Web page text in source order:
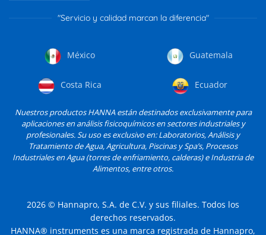
"Servicio y calidad marcan la diferencia"
México Guatemala
Costa Rica Ecuador
Nuestros productos HANNA están destinados exclusivamente para
aplicaciones en análisis fisicoquímicos en sectores industriales y
profesionales. Su uso es exclusivo en: Laboratorios, Análisis y
Tratamiento de Agua, Agricultura, Piscinas y Spa’s, Procesos
Industriales en Agua (torres de enfriamiento, calderas) e Industria de
Alimentos, entre otros.
2026 © Hannapro, S.A. de C.V. y sus filiales. Todos los
derechos reservados.
HANNA® instruments es una marca registrada de Hannapro,